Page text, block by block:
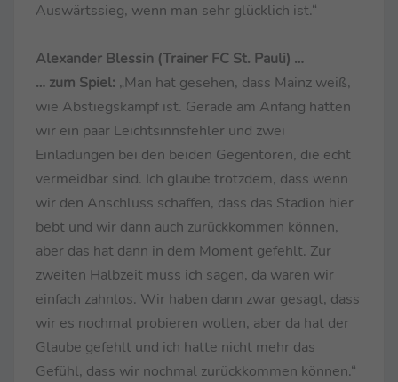
Auswärtssieg, wenn man sehr glücklich ist.“
Alexander Blessin (Trainer FC St. Pauli) …
… zum Spiel: „Man hat gesehen, dass Mainz weiß,
wie Abstiegskampf ist. Gerade am Anfang hatten
wir ein paar Leichtsinnsfehler und zwei
Einladungen bei den beiden Gegentoren, die echt
vermeidbar sind. Ich glaube trotzdem, dass wenn
wir den Anschluss schaffen, dass das Stadion hier
bebt und wir dann auch zurückkommen können,
aber das hat dann in dem Moment gefehlt. Zur
zweiten Halbzeit muss ich sagen, da waren wir
einfach zahnlos. Wir haben dann zwar gesagt, dass
wir es nochmal probieren wollen, aber da hat der
Glaube gefehlt und ich hatte nicht mehr das
Gefühl, dass wir nochmal zurückkommen können.“